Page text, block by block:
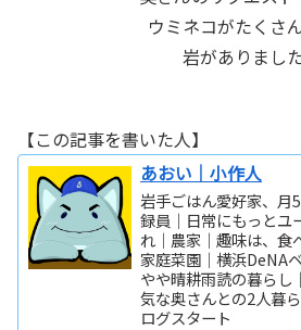
ウミネコがたくさ
岩がありまし
【この記事を書いた人】
あおい｜小作人
岩手ごはん愛好家、月
録員｜日常にもっとユ
れ｜農家｜趣味は、食
家庭菜園｜横浜DeNA
やや晴耕雨読の暮らし
気な奥さんとの2人暮
ログスタート